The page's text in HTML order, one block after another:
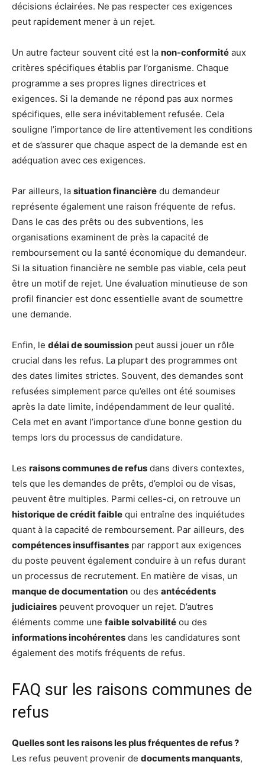
décisions éclairées. Ne pas respecter ces exigences
peut rapidement mener à un rejet.
Un autre facteur souvent cité est la non-conformité aux
critères spécifiques établis par l’organisme. Chaque
programme a ses propres lignes directrices et
exigences. Si la demande ne répond pas aux normes
spécifiques, elle sera inévitablement refusée. Cela
souligne l’importance de lire attentivement les conditions
et de s’assurer que chaque aspect de la demande est en
adéquation avec ces exigences.
Par ailleurs, la situation financière du demandeur
représente également une raison fréquente de refus.
Dans le cas des prêts ou des subventions, les
organisations examinent de près la capacité de
remboursement ou la santé économique du demandeur.
Si la situation financière ne semble pas viable, cela peut
être un motif de rejet. Une évaluation minutieuse de son
profil financier est donc essentielle avant de soumettre
une demande.
Enfin, le délai de soumission peut aussi jouer un rôle
crucial dans les refus. La plupart des programmes ont
des dates limites strictes. Souvent, des demandes sont
refusées simplement parce qu’elles ont été soumises
après la date limite, indépendamment de leur qualité.
Cela met en avant l’importance d’une bonne gestion du
temps lors du processus de candidature.
Les raisons communes de refus dans divers contextes,
tels que les demandes de prêts, d’emploi ou de visas,
peuvent être multiples. Parmi celles-ci, on retrouve un
historique de crédit faible qui entraîne des inquiétudes
quant à la capacité de remboursement. Par ailleurs, des
compétences insuffisantes par rapport aux exigences
du poste peuvent également conduire à un refus durant
un processus de recrutement. En matière de visas, un
manque de documentation ou des antécédents
judiciaires peuvent provoquer un rejet. D’autres
éléments comme une faible solvabilité ou des
informations incohérentes dans les candidatures sont
également des motifs fréquents de refus.
FAQ sur les raisons communes de
refus
Quelles sont les raisons les plus fréquentes de refus ?
Les refus peuvent provenir de documents manquants,